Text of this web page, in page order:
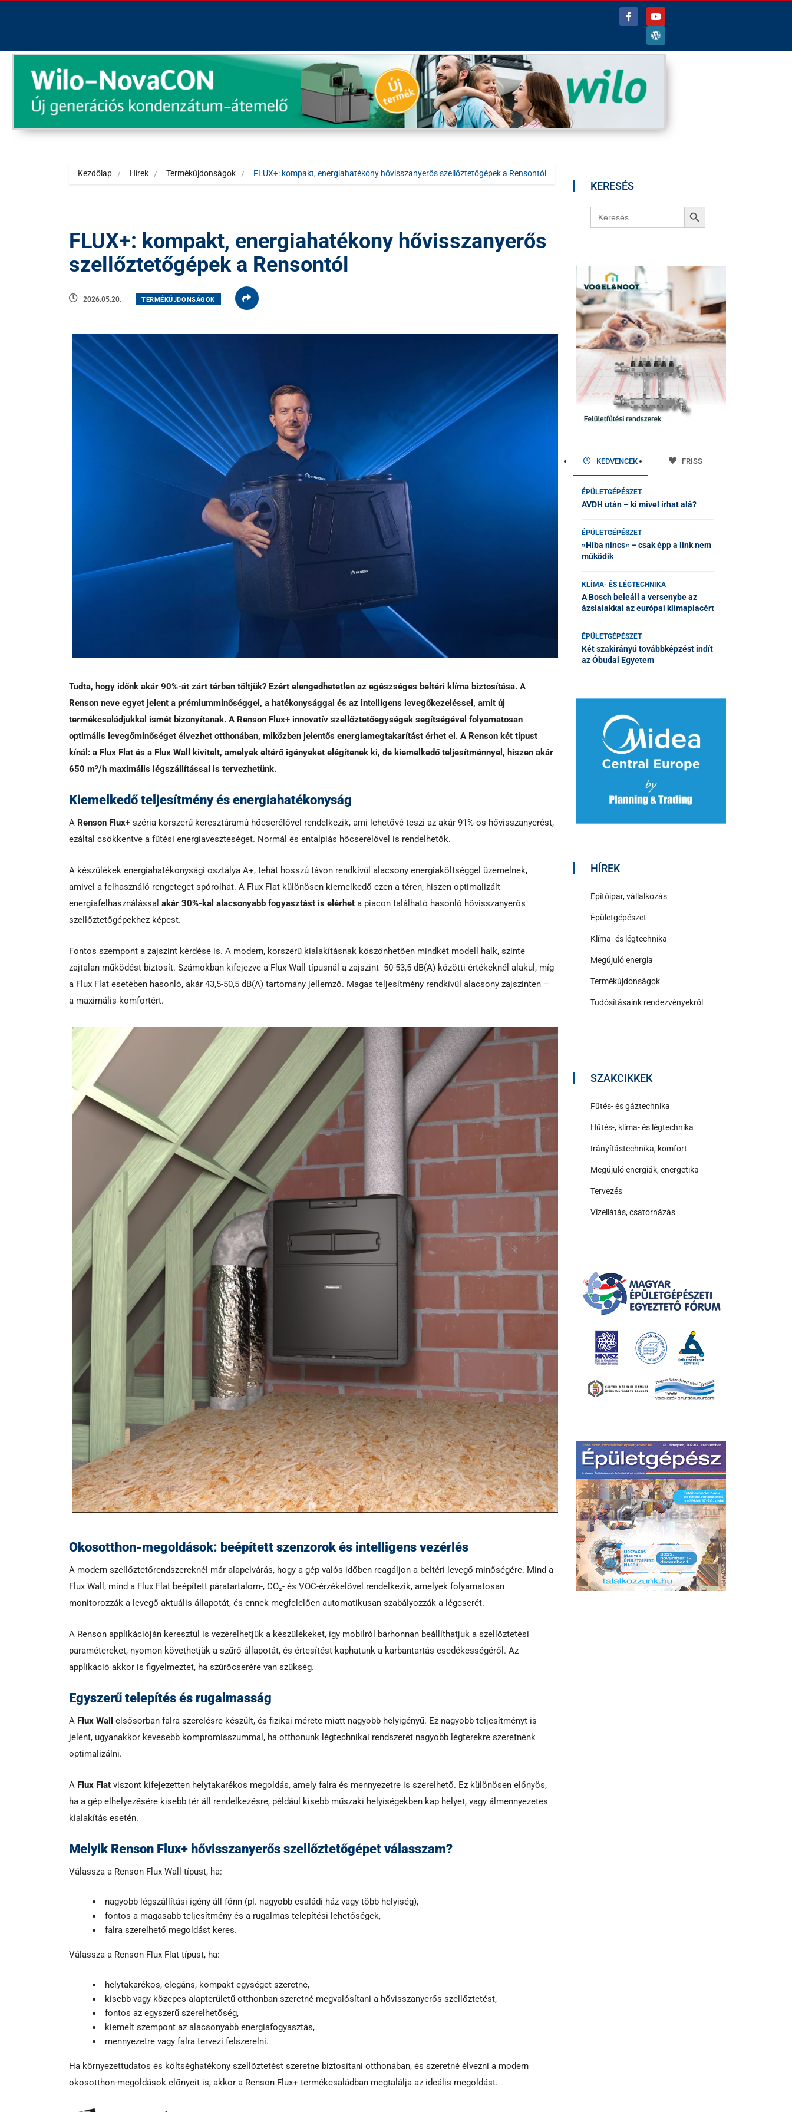
Kezdőlap Hírek Termékújdonságok FLUX+: kompakt, energiahatékony hővisszanyerős szellőztetőgépek a Rensontól
FLUX+: kompakt, energiahatékony hővisszanyerős
szellőztetőgépek a Rensontól
2026.05.20. TERMÉKÚJDONSÁGOK
Tudta, hogy időnk akár 90%-át zárt térben töltjük? Ezért elengedhetetlen az egészséges beltéri klíma biztosítása. A
Renson neve egyet jelent a prémiumminőséggel, a hatékonysággal és az intelligens levegőkezeléssel, amit új
termékcsaládjukkal ismét bizonyítanak. A Renson Flux+ innovatív szellőztetőegységek segítségével folyamatosan
optimális levegőminőséget élvezhet otthonában, miközben jelentős energiamegtakarítást érhet el. A Renson két típust
kínál: a Flux Flat és a Flux Wall kivitelt, amelyek eltérő igényeket elégítenek ki, de kiemelkedő teljesítménnyel, hiszen akár
650 m³/h maximális légszállítással is tervezhetünk.
Kiemelkedő teljesítmény és energiahatékonyság
A Renson Flux+ széria korszerű keresztáramú hőcserélővel rendelkezik, ami lehetővé teszi az akár 91%-os hővisszanyerést,
ezáltal csökkentve a fűtési energiaveszteséget. Normál és entalpiás hőcserélővel is rendelhetők.
A készülékek energiahatékonysági osztálya A+, tehát hosszú távon rendkívül alacsony energiaköltséggel üzemelnek,
amivel a felhasználó rengeteget spórolhat. A Flux Flat különösen kiemelkedő ezen a téren, hiszen optimalizált
energiafelhasználással akár 30%-kal alacsonyabb fogyasztást is elérhet a piacon található hasonló hővisszanyerős
szellőztetőgépekhez képest.
Fontos szempont a zajszint kérdése is. A modern, korszerű kialakításnak köszönhetően mindkét modell halk, szinte
zajtalan működést biztosít. Számokban kifejezve a Flux Wall típusnál a zajszint 50-53,5 dB(A) közötti értékeknél alakul, míg
a Flux Flat esetében hasonló, akár 43,5-50,5 dB(A) tartomány jellemző. Magas teljesítmény rendkívül alacsony zajszinten –
a maximális komfortért.
Okosotthon-megoldások: beépített szenzorok és intelligens vezérlés
A modern szellőztetőrendszereknél már alapelvárás, hogy a gép valós időben reagáljon a beltéri levegő minőségére. Mind a
Flux Wall, mind a Flux Flat beépített páratartalom-, CO₂- és VOC-érzékelővel rendelkezik, amelyek folyamatosan
monitorozzák a levegő aktuális állapotát, és ennek megfelelően automatikusan szabályozzák a légcserét.
A Renson applikációján keresztül is vezérelhetjük a készülékeket, így mobilról bárhonnan beállíthatjuk a szellőztetési
paramétereket, nyomon követhetjük a szűrő állapotát, és értesítést kaphatunk a karbantartás esedékességéről. Az
applikáció akkor is figyelmeztet, ha szűrőcserére van szükség.
Egyszerű telepítés és rugalmasság
A Flux Wall
elsősorban falra szerelésre készült, és fizikai mérete miatt nagyobb helyigényű. Ez nagyobb teljesítményt is
jelent, ugyanakkor kevesebb kompromisszummal, ha otthonunk légtechnikai rendszerét nagyobb légterekre szeretnénk
optimalizálni.
A Flux Flat viszont kifejezetten helytakarékos megoldás, amely falra és mennyezetre is szerelhető. Ez különösen előnyös,
ha a gép elhelyezésére kisebb tér áll rendelkezésre, például kisebb műszaki helyiségekben kap helyet, vagy álmennyezetes
kialakítás esetén.
Melyik Renson Flux+ hővisszanyerős szellőztetőgépet válasszam?
Válassza a Renson Flux Wall típust, ha:
nagyobb légszállítási igény áll fönn (pl. nagyobb családi ház vagy több helyiség),
fontos a magasabb teljesítmény és a rugalmas telepítési lehetőségek,
falra szerelhető megoldást keres.
Válassza a Renson Flux Flat típust, ha:
helytakarékos, elegáns, kompakt egységet szeretne,
kisebb vagy közepes alapterületű otthonban szeretné megvalósítani a hővisszanyerős szellőztetést,
fontos az egyszerű szerelhetőség,
kiemelt szempont az alacsonyabb energiafogyasztás,
mennyezetre vagy falra tervezi felszerelni.
Ha környezettudatos és költséghatékony szellőztetést szeretne biztosítani otthonában, és szeretné élvezni a modern
okosotthon-megoldások előnyeit is, akkor a Renson Flux+ termékcsaládban megtalálja az ideális megoldást.
KERESÉS
Search
for:
Search Button
KEDVENCEK FRISS
ÉPÜLETGÉPÉSZET
AVDH után – ki mivel írhat alá?
ÉPÜLETGÉPÉSZET
»Hiba nincs« – csak épp a link nem
működik
KLÍMA- ÉS LÉGTECHNIKA
A Bosch beleáll a versenybe az
ázsiaiakkal az európai klímapiacért
ÉPÜLETGÉPÉSZET
Két szakirányú továbbképzést indít
az Óbudai Egyetem
HÍREK
Építőipar, vállalkozás
Épületgépészet
Klíma- és légtechnika
Megújuló energia
Termékújdonságok
Tudósításaink rendezvényekről
SZAKCIKKEK
Fűtés- és gáztechnika
Hűtés-, klíma- és légtechnika
Irányítástechnika, komfort
Megújuló energiák, energetika
Tervezés
Vízellátás, csatornázás